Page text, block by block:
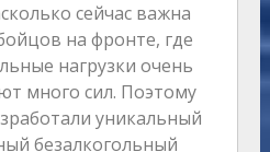
сейчас важна
на фронте, где
нагрузки очень
много сил. Поэтому
уникальный
безалкогольный